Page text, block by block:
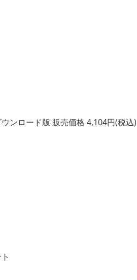
ンロード版 販売価格 4,104円(税込)